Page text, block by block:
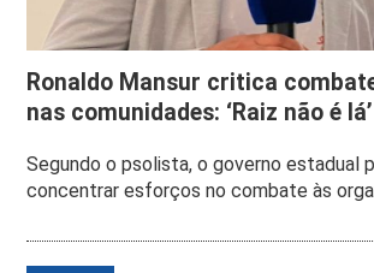
Ronaldo Mansur critica
nas comunidades: ‘Raiz não é lá’
Segundo o psolista, o governo estadual
concentrar esforços no combate às